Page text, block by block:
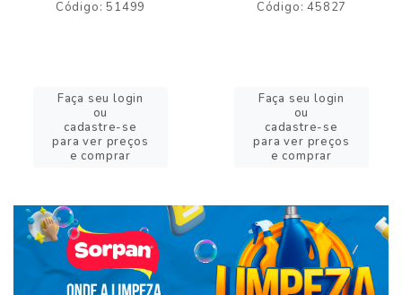
Código: 51499
Faça seu login
ou
cadastre-se
para ver preços
e comprar
Código: 45827
Faça seu login
ou
cadastre-se
para ver preços
e comprar